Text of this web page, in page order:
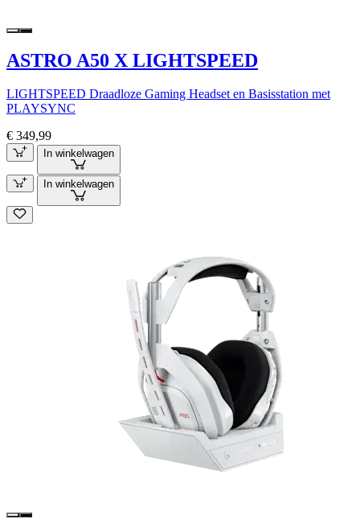
ASTRO A50 X LIGHTSPEED
LIGHTSPEED Draadloze Gaming Headset en Basisstation met
PLAYSYNC
€ 349,99
In winkelwagen
In winkelwagen